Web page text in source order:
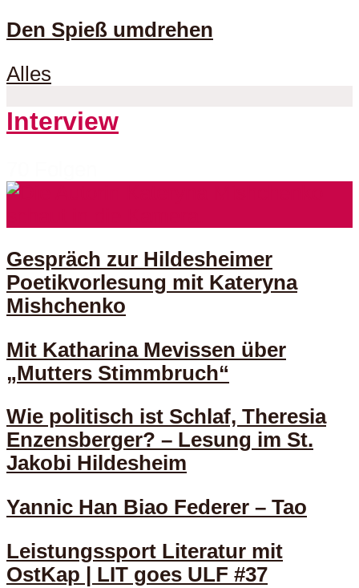
Den Spieß umdrehen
Alles
Interview
Gespräch zur Hildesheimer
Poetikvorlesung mit Kateryna
Mishchenko
Mit Katharina Mevissen über
„Mutters Stimmbruch“
Wie politisch ist Schlaf, Theresia
Enzensberger? – Lesung im St.
Jakobi Hildesheim
Yannic Han Biao Federer – Tao
Leistungssport Literatur mit
OstKap | LIT goes ULF #37